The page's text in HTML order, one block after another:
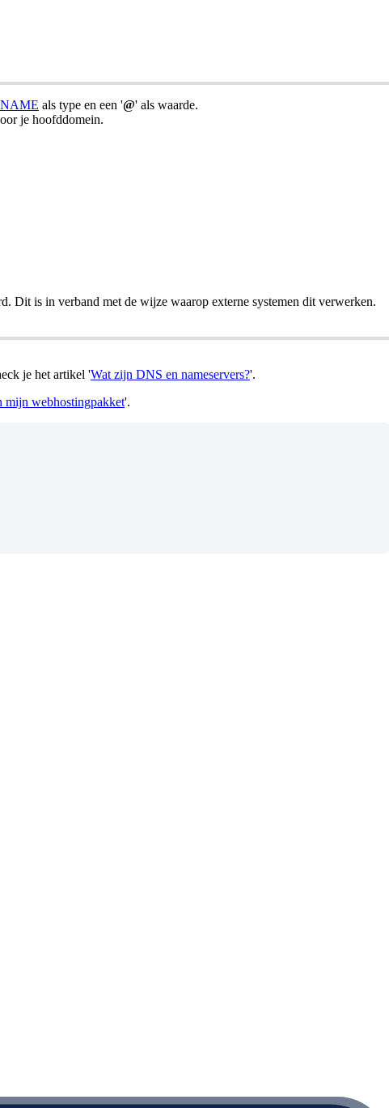
als type en een '@' als waarde.
je hoofddomein.
is in verband met de wijze waarop externe systemen dit verwerken.
je het artikel 'Wat zijn DNS en nameservers?'.
mijn webhostingpakket'.